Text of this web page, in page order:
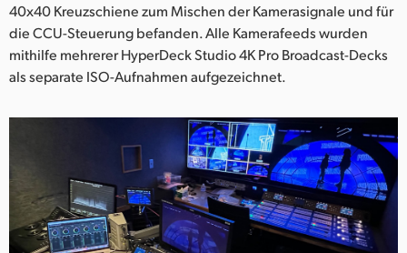
40x40 Kreuzschiene zum Mischen der Kamerasignale und für
die CCU-Steuerung befanden. Alle Kamerafeeds wurden
mithilfe mehrerer HyperDeck Studio 4K Pro Broadcast-Decks
als separate ISO-Aufnahmen aufgezeichnet.